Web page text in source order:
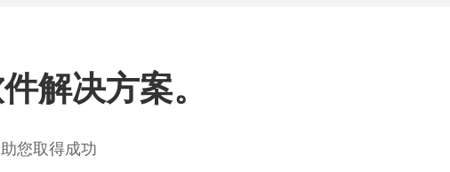
解决方案。
您取得成功